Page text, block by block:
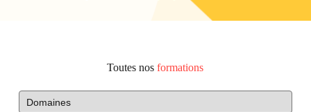
Toutes nosformations